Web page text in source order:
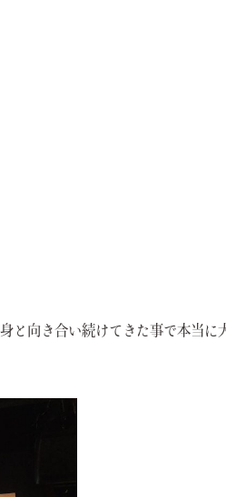
と向き合い続けてきた事で本当に